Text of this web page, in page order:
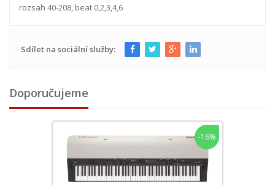
rozsah 40-208, beat 0,2,3,4,6
Sdílet na sociální služby:
Doporučujeme
-16%